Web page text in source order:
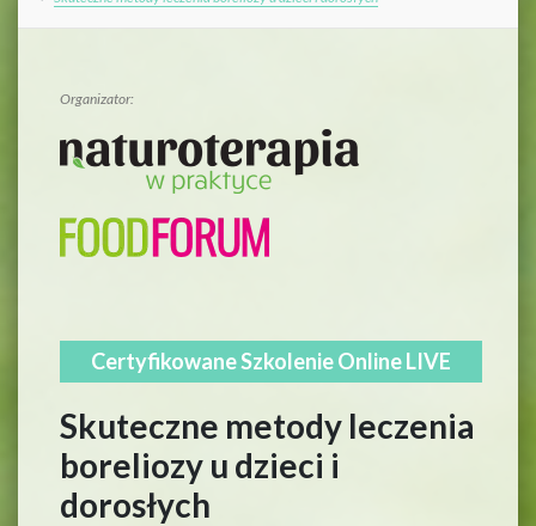
Organizator:
Certyfikowane Szkolenie Online LIVE
Skuteczne metody leczenia
boreliozy u dzieci i
dorosłych